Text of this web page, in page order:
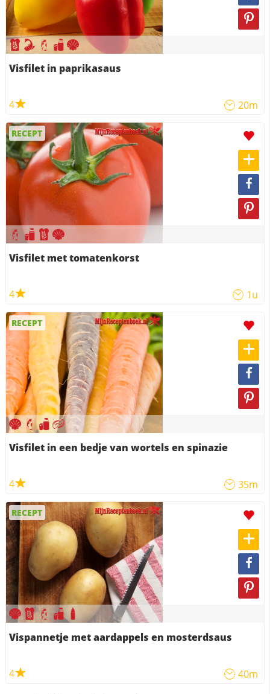
Visfilet in paprikasaus
4 20m
RECEPT
Visfilet met tomatenkorst
4 1u
RECEPT
Visfilet in een bedje van wortels en spinazie
4 35m
RECEPT
Vispannetje met aardappels en mosterdsaus
4 40m